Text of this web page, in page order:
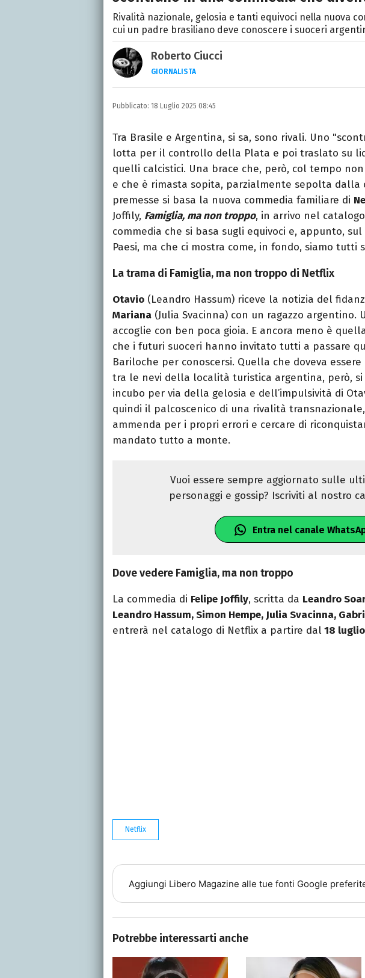
Rivalità nazionale, gelosia e tanti equivoci nella nuova
cui un padre brasiliano deve conoscere i suoceri
Roberto Ciucci
GIORNALISTA
INSTAGRAM
FACEBOOK
Appassionato di sport, avido consumatore
tutto ciò che è stato girato da Quentin
tempo libero.
Pubblicato: 18 Luglio 2025 08:45
Tra Brasile e Argentina, si sa, sono rivali. Uno
lotta per il controllo della Plata e poi traslato su
quelli calcistici. Una brace che, però, col tempo
e che è rimasta sopita, parzialmente sepolta dalla
premesse si basa la nuova commedia familiare di
Joffily, Famiglia, ma non troppo, in arrivo nel
commedia che si basa sugli equivoci e, appunto,
Paesi, ma che ci mostra come, in fondo, siamo
La trama di Famiglia, ma non troppo di Netflix
Otavio (Leandro Hassum) riceve la notizia del
Mariana (Julia Svacinna) con un ragazzo argentino.
accoglie con ben poca gioia. E ancora meno è
che i futuri suoceri hanno invitato tutti a passare
Bariloche per conoscersi. Quella che doveva
tra le nevi della località turistica argentina, però,
incubo per via della gelosia e dell’impulsività di
quindi il palcoscenico di una rivalità
ammenda per i propri errori e cercare di
mandato tutto a monte.
Vuoi essere sempre aggiornato sulle
personaggi e gossip? Iscriviti al nostro
Entra nel canale
Dove vedere Famiglia, ma non troppo
La commedia di Felipe Joffily, scritta da Leandro
Leandro Hassum, Simon Hempe, Julia Svacinna,
entrerà nel catalogo di Netflix a partire dal 18
Netflix
Aggiungi Libero Magazine alle tue fonti Google
Potrebbe interessarti anche